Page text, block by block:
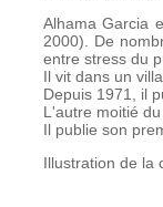
Alhama Garcia
2000). De
entre stress du
Il vit dans un
Depuis 1971, il
L'autre moitié
Il publie son
Illustration de la